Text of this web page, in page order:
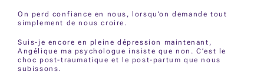
On perd confiance en nous, lorsqu’on demande tout
simplement de nous croire.
Suis-je encore en pleine dépression maintenant,
Angélique ma psychologue insiste que non. C’est le
choc post-traumatique et le post-partum que nous
subissons.